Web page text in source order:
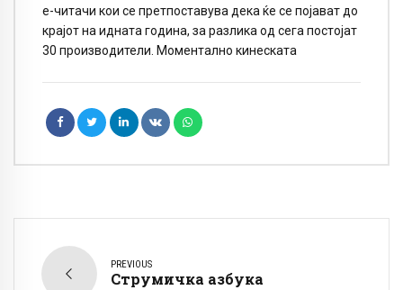
е-читачи кои се претпоставува дека ќе се појават до
крајот на идната година, за разлика од сега постојат
30 производители. Моментално кинеската
PREVIOUS
Струмичка азбука